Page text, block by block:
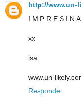
http://www.un-
I M P R E S I N
xx
isa
www.un-
Responder